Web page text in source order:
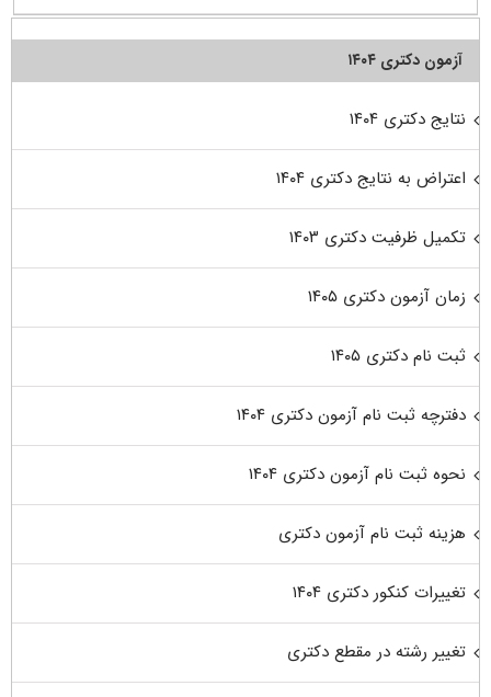
آزمون دکتری ۱۴۰۴
نتایج دکتری ۱۴۰۴
اعتراض به نتایج دکتری ۱۴۰۴
تکمیل ظرفیت دکتری ۱۴۰۳
زمان آزمون دکتری ۱۴۰۵
ثبت نام دکتری ۱۴۰۵
دفترچه ثبت نام آزمون دکتری ۱۴۰۴
نحوه ثبت نام آزمون دکتری ۱۴۰۴
هزینه ثبت نام آزمون دکتری
تغییرات کنکور دکتری ۱۴۰۴
تغییر رشته در مقطع دکتری